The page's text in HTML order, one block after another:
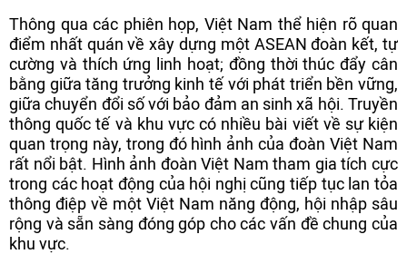
Thông qua các phiên họp, Việt Nam thể hiện rõ quan
điểm nhất quán về xây dựng một ASEAN đoàn kết, tự
cường và thích ứng linh hoạt; đồng thời thúc đẩy cân
bằng giữa tăng trưởng kinh tế với phát triển bền vững,
giữa chuyển đổi số với bảo đảm an sinh xã hội. Truyền
thông quốc tế và khu vực có nhiều bài viết về sự kiện
quan trọng này, trong đó hình ảnh của đoàn Việt Nam
rất nổi bật. Hình ảnh đoàn Việt Nam tham gia tích cực
trong các hoạt động của hội nghị cũng tiếp tục lan tỏa
thông điệp về một Việt Nam năng động, hội nhập sâu
rộng và sẵn sàng đóng góp cho các vấn đề chung của
khu vực.